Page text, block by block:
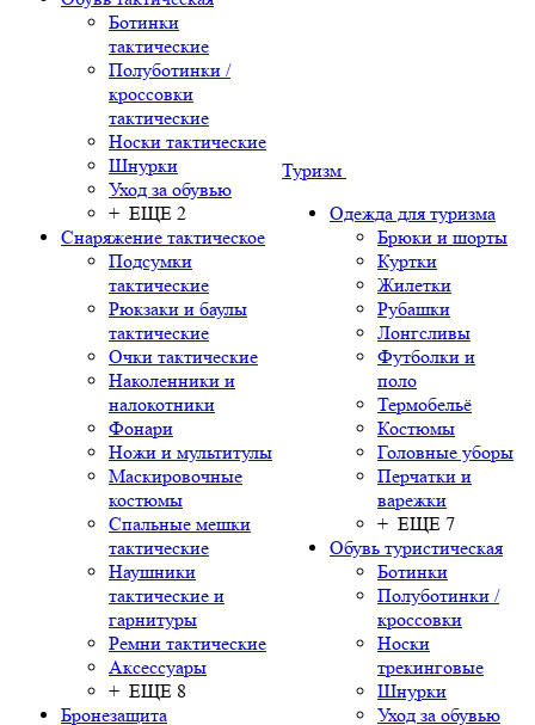
Ботинки
тактические
Полуботинки /
кроссовки
тактические
Носки тактические
Шнурки
Уход за обувью
+ ЕЩЕ 2
Снаряжение тактическое
Подсумки
тактические
Рюкзаки и баулы
тактические
Очки тактические
Наколенники и
налокотники
Фонари
Ножи и мультитулы
Маскировочные
костюмы
Спальные мешки
тактические
Наушники
тактические и
гарнитуры
Ремни тактические
Аксессуары
+ ЕЩЕ 8
Бронезащита
Туризм
Одежда для туризма
Брюки и шорты
Куртки
Жилетки
Рубашки
Лонгсливы
Футболки и
поло
Термобельё
Костюмы
Головные уборы
Перчатки и
варежки
+ ЕЩЕ 7
Обувь туристическая
Ботинки
Полуботинки /
кроссовки
Носки
трекинговые
Шнурки
Уход за обувью